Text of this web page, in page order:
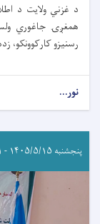
د غزني ولایت د
همغږۍ جاغوري
رسنیزو کارکوونکو،
نور...
پنجشنبه ۱۴۰۵/۵/۱۵ - ۱۰:۱۱